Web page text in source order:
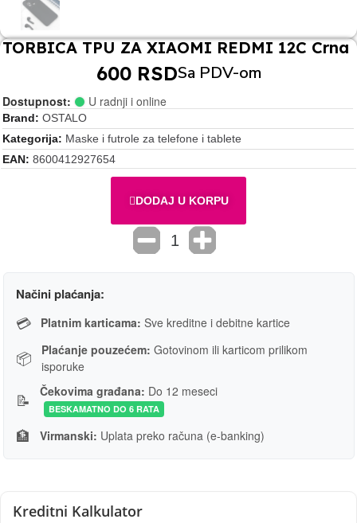
TORBICA TPU ZA XIAOMI REDMI 12C Crna
600 RSDSa PDV-om
Dostupnost: U radnji i online
Brand
OSTALO
Kategorija
Maske i futrole za telefone i tablete
EAN 8600412927654
DODAJ U KORPU
Načini plaćanja:
💳 Platnim karticama: Sve kreditne i debitne kartice
📦 Plaćanje pouzećem: Gotovinom ili karticom prilikom
isporuke
📝 Čekovima građana: Do 12 meseci
BESKAMATNO DO 6 RATA
🏦 Virmanski: Uplata preko računa (e-banking)
Kreditni Kalkulator